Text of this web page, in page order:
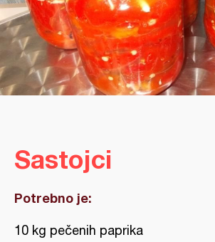
Sastojci
Potrebno je:
10 kg pečenih paprika